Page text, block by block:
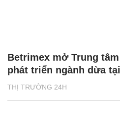
THỊ TRƯỜNG 24H
Betrimex mở Trung
phát triển ngành dừa tại